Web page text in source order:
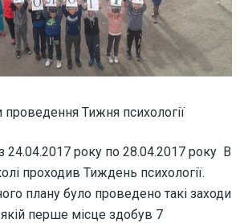
проведення Тижня психології
24.04.2017 року по 28.04.2017 року В
проходив Тиждень психології.
плану було проведено такі заходи
перше місце здобув 7